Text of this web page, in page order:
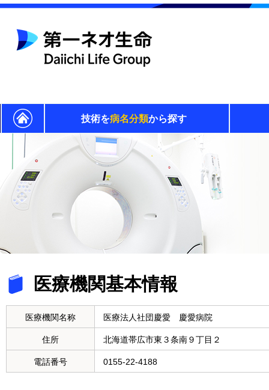
技術を病名分類から探す
医療機関基本情報
医療機関名称 医療法人社団慶愛 慶愛病院
住所 北海道帯広市東３条南９丁目２
電話番号 0155-22-4188